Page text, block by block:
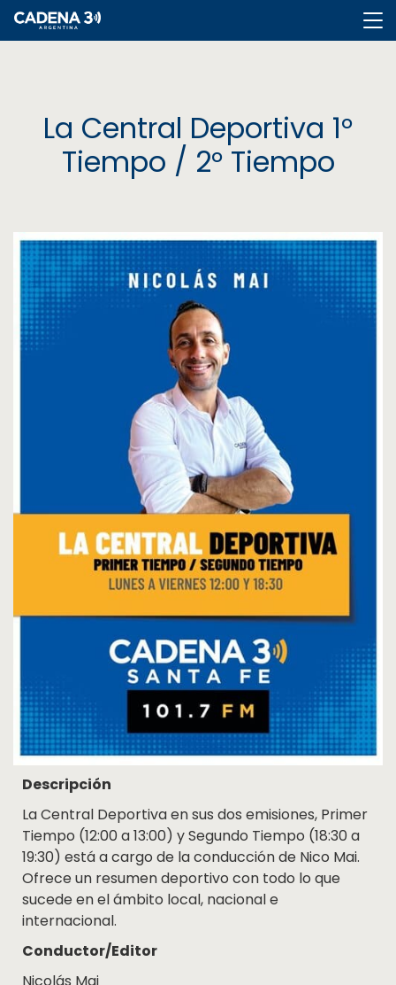
Cadena
Cadena
Heat
MediaKit
Adherite
La Central Deportiva 1°
Tiempo / 2° Tiempo
Descripción
La Central Deportiva en sus dos emisiones, Primer
Tiempo (12:00 a 13:00) y Segundo Tiempo (18:30 a
19:30) está a cargo de la conducción de Nico Mai.
Ofrece un resumen deportivo con todo lo que
sucede en el ámbito local, nacional e
internacional.
Conductor/Editor